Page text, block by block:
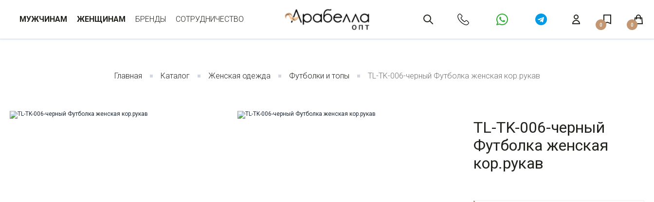
МУЖЧИНАМ ЖЕНЩИНАМ БРЕНДЫ СОТРУДНИЧЕСТВО
0 0
Главная Каталог Женская одежда Футболки и топы TL-TK-006-черный Футболка женская кор.рукав
TL-TK-006-черный
Футболка женская
кор.рукав